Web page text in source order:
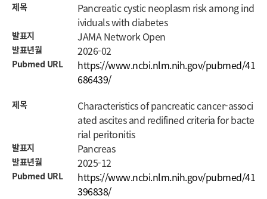
제목
Pancreatic cystic neoplasm risk among ind
ividuals with diabetes
발표지 JAMA Network Open
발표년월 2026-02
Pubmed URL
https://www.ncbi.nlm.nih.gov/pubmed/41
686439/
제목
Characteristics of pancreatic cancer-associ
ated ascites and redifined criteria for bacte
rial peritonitis
발표지 Pancreas
발표년월 2025-12
Pubmed URL
https://www.ncbi.nlm.nih.gov/pubmed/41
396838/